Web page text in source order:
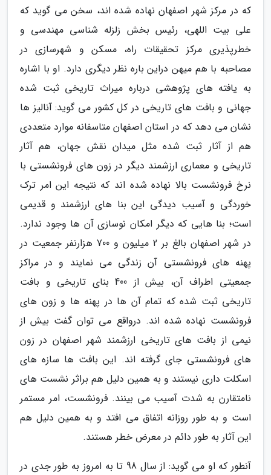
که در مرکز شهر اصفهان نهاده شده اند، سخن می گوید که
علی بیت اللهی، رئیس بخش زلزله شناسی مهندسی و
خطرپذیری مرکز تحقیقات راه، مسکن و شهرسازی در
مصاحبه با هم میهن دراین باره نظر دیگری دارد. او با اشاره
به یافته های پژوهشی درباره میراث تاریخی ثبت شده
جهانی و بافت های تاریخی در کل کشور می گوید: آنالیز ها
نشان می دهد که در استان اصفهان متاسفانه موارد متعددی
هم از آثار ثبت شده مثل میدان نقش جهان، هم آثار
تاریخی و معماری ارزشمند دیگر در زون های فرونشستی با
نرخ فرونشست بالا نهاده شده اند که نتیجه این امر ترک
خوردگی و آسیب دیدگی این بنا های ارزشمند و قدیمی
است؛ بنا هایی که دیگر امکان نوسازی آن ها وجود ندارد.
در شهر اصفهان بالغ بر 2 میلیون و 700 هزارنفر جمعیت در
پهنه های فرونشستی آن زندگی می نمایند و در مراکز
جمعیتی اطراف آن، بیش از 400 بنای تاریخی و بافت
تاریخی ثبت شده که تمام آن ها در پهنه ها و زون های
فرونشست نهاده شده اند. درواقع می توان گفت بیش از
نیمی از بافت های تاریخی ارزشمند شهر اصفهان در زون
های فرونشستی جای گرفته اند. این بافت ها سازه های
اسکلت داری نیستند و به همین دلیل هم براثر نشست های
نامتقارن به شدت آسیب می بینند. فرونشست، امر مستمر
است و به طور روزانه اتفاق می افتد و به همین دلیل هم
این آثار به طور دائم در معرض خطر هستند.
آنطور که او می گوید: از سال 98 تا به امروز به طور جدی در